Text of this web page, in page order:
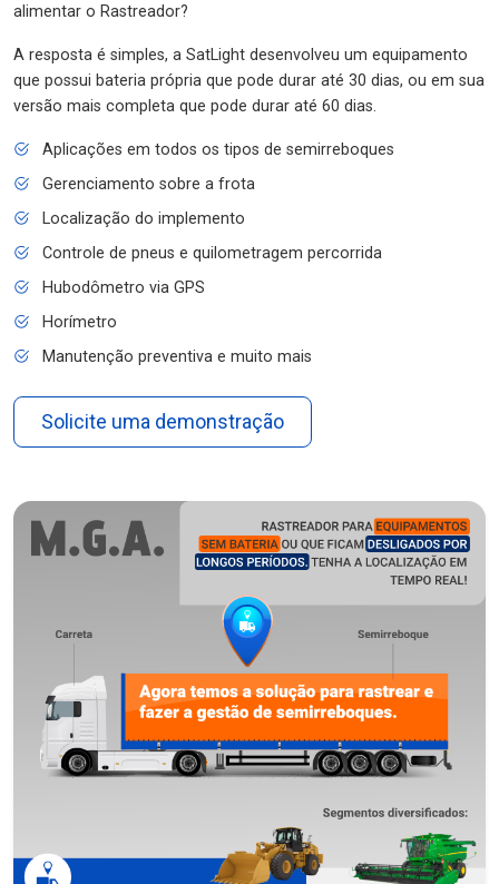
alimentar o Rastreador?
A resposta é simples, a SatLight desenvolveu um equipamento
que possui bateria própria que pode durar até 30 dias, ou em sua
versão mais completa que pode durar até 60 dias.
Aplicações em todos os tipos de semirreboques
Gerenciamento sobre a frota
Localização do implemento
Controle de pneus e quilometragem percorrida
Hubodômetro via GPS
Horímetro
Manutenção preventiva e muito mais
Solicite uma demonstração